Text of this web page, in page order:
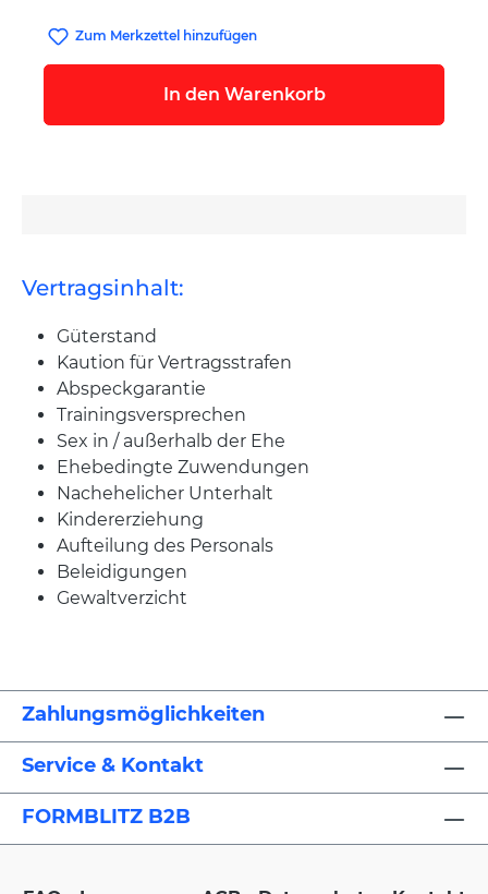
Zum Merkzettel hinzufügen
In den Warenkorb
Vertragsinhalt:
Güterstand
Kaution für Vertragsstrafen
Abspeckgarantie
Trainingsversprechen
Sex in / außerhalb der Ehe
Ehebedingte Zuwendungen
Nachehelicher Unterhalt
Kindererziehung
Aufteilung des Personals
Beleidigungen
Gewaltverzicht
Zahlungsmöglichkeiten
Service & Kontakt
FORMBLITZ B2B